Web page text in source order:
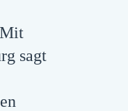
sagt